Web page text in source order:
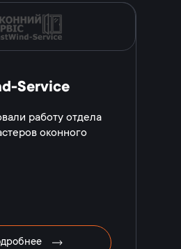
Service
работу отдела
оконного